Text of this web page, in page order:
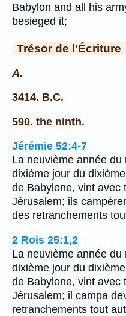
Babylon and all his
besieged it;
Trésor de l'Écriture
A.
3414. B.C.
590. the ninth.
Jérémie 52:4-7
La neuvième année
dixième jour du
de Babylone, vint avec
Jérusalem; ils
des retranchements
2 Rois 25:1,2
La neuvième année
dixième jour du
de Babylone, vint avec
Jérusalem; il campa
retranchements tout